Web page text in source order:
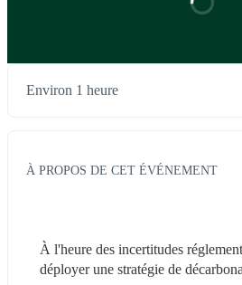
Environ 1 heure
À PROPOS DE CET ÉVÉNEMENT
À l'heure des incertitudes
déployer une stratégie de